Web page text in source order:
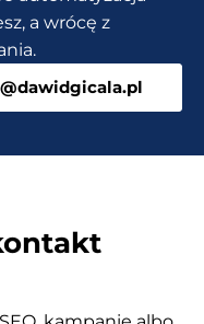
a wrócę z